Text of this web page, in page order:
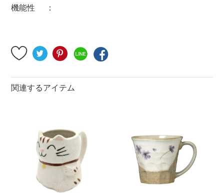
カラー
素材
手ざわり
機能性
関連するアイテム